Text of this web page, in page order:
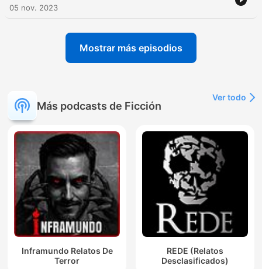
05 nov. 2023
Mostrar más episodios
Más podcasts de Ficción
Ver todo
Inframundo Relatos De
Terror
REDE (Relatos
Desclasificados)